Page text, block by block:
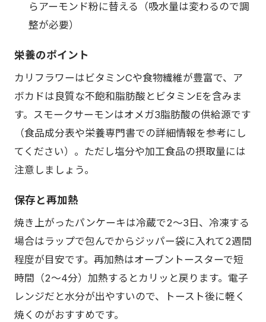
らアーモンド粉に替える（吸水量は変わるので調
整が必要）
栄養のポイント
カリフラワーはビタミンCや食物繊維が豊富で、ア
ボカドは良質な不飽和脂肪酸とビタミンEを含みま
す。スモークサーモンはオメガ3脂肪酸の供給源です
（食品成分表や栄養専門書での詳細情報を参考にし
てください）。ただし塩分や加工食品の摂取量には
注意しましょう。
保存と再加熱
焼き上がったパンケーキは冷蔵で2〜3日、冷凍する
場合はラップで包んでからジッパー袋に入れて2週間
程度が目安です。再加熱はオーブントースターで短
時間（2〜4分）加熱するとカリッと戻ります。電子
レンジだと水分が出やすいので、トースト後に軽く
焼くのがおすすめです。